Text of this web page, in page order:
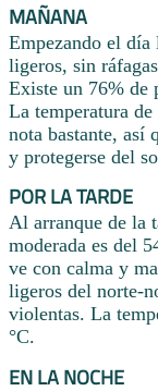
MAÑANA
Empezando el día
ligeros, sin
Existe un 76% de
La temperatura
nota bastante, así
y protegerse del
POR LA TARDE
Al arranque de la
moderada es del
ve con calma y
ligeros del norte-
violentas. La
°C.
EN LA NOCHE